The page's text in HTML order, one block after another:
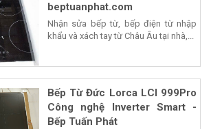
beptuanphat.com
Nhận sửa bếp từ, bếp điện từ nhập
khẩu và xách tay từ Châu Âu tại nhà,...
Bếp Từ Đức Lorca LCI 999Pro
Công nghệ Inverter Smart -
Bếp Tuấn Phát